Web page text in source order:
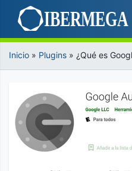
contenido
Inicio » Plugins » ¿Qué es